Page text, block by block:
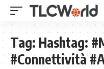
Tag: Hashtag:
#Connettività